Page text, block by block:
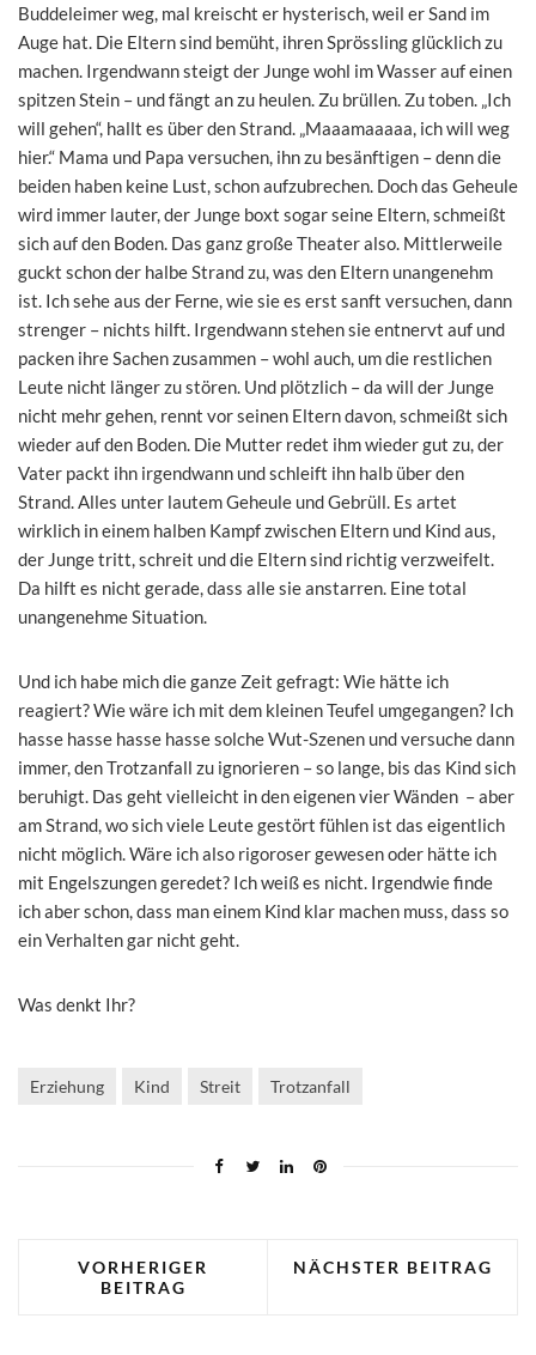
Buddeleimer weg, mal kreischt er hysterisch, weil er Sand im
Auge hat. Die Eltern sind bemüht, ihren Sprössling glücklich zu
machen. Irgendwann steigt der Junge wohl im Wasser auf einen
spitzen Stein – und fängt an zu heulen. Zu brüllen. Zu toben. „Ich
will gehen“, hallt es über den Strand. „Maaamaaaaa, ich will weg
hier.“ Mama und Papa versuchen, ihn zu besänftigen – denn die
beiden haben keine Lust, schon aufzubrechen. Doch das Geheule
wird immer lauter, der Junge boxt sogar seine Eltern, schmeißt
sich auf den Boden. Das ganz große Theater also. Mittlerweile
guckt schon der halbe Strand zu, was den Eltern unangenehm
ist. Ich sehe aus der Ferne, wie sie es erst sanft versuchen, dann
strenger – nichts hilft. Irgendwann stehen sie entnervt auf und
packen ihre Sachen zusammen – wohl auch, um die restlichen
Leute nicht länger zu stören. Und plötzlich – da will der Junge
nicht mehr gehen, rennt vor seinen Eltern davon, schmeißt sich
wieder auf den Boden. Die Mutter redet ihm wieder gut zu, der
Vater packt ihn irgendwann und schleift ihn halb über den
Strand. Alles unter lautem Geheule und Gebrüll. Es artet
wirklich in einem halben Kampf zwischen Eltern und Kind aus,
der Junge tritt, schreit und die Eltern sind richtig verzweifelt.
Da hilft es nicht gerade, dass alle sie anstarren. Eine total
unangenehme Situation.
Und ich habe mich die ganze Zeit gefragt: Wie hätte ich
reagiert? Wie wäre ich mit dem kleinen Teufel umgegangen? Ich
hasse hasse hasse hasse solche Wut-Szenen und versuche dann
immer, den Trotzanfall zu ignorieren – so lange, bis das Kind sich
beruhigt. Das geht vielleicht in den eigenen vier Wänden – aber
am Strand, wo sich viele Leute gestört fühlen ist das eigentlich
nicht möglich. Wäre ich also rigoroser gewesen oder hätte ich
mit Engelszungen geredet? Ich weiß es nicht. Irgendwie finde
ich aber schon, dass man einem Kind klar machen muss, dass so
ein Verhalten gar nicht geht.
Was denkt Ihr?
Erziehung Kind Streit Trotzanfall
VORHERIGER
BEITRAG
NÄCHSTER BEITRAG